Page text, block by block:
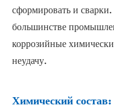
сформировать и сварки.
большинстве
коррозийные
неудачу.
Химический состав: